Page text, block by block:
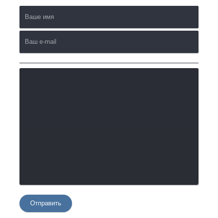
Отправить